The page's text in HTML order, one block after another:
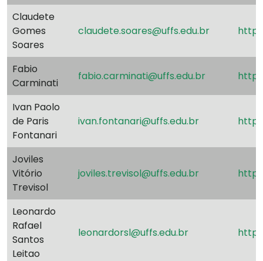
Claudete
Gomes
Soares
claudete.soares@uffs.edu.br
Fabio
Carminati
fabio.carminati@uffs.edu.br
Ivan Paolo
de Paris
Fontanari
ivan.fontanari@uffs.edu.br
Joviles
Vitório
Trevisol
joviles.trevisol@uffs.edu.br
Leonardo
Rafael
Santos
Leitao
leonardorsl@uffs.edu.br